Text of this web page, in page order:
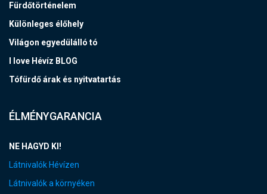
Fürdőtörténelem
Különleges élőhely
Világon egyedülálló tó
I love Hévíz BLOG
Tófürdő árak és nyitvatartás
ÉLMÉNYGARANCIA
NE HAGYD KI!
Látnivalók Hévízen
Látnivalók a környéken